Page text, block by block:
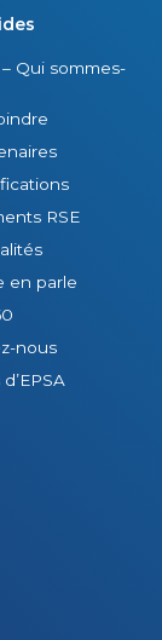
Qui sommes-
RSE
en parle
nous